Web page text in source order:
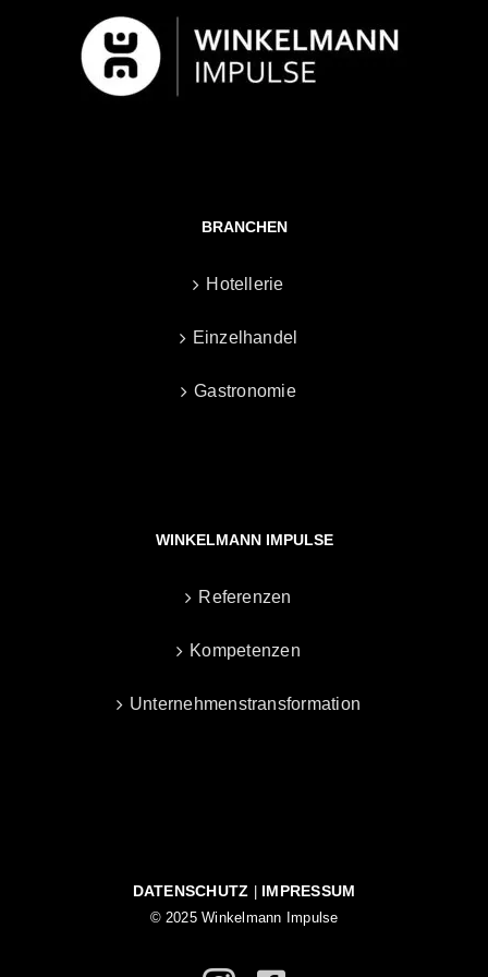
BRANCHEN
Hotellerie
Einzelhandel
Gastronomie
WINKELMANN IMPULSE
Referenzen
Kompetenzen
Unternehmenstransformation
DATENSCHUTZ IMPRESSUM
© 2025 Winkelmann Impulse